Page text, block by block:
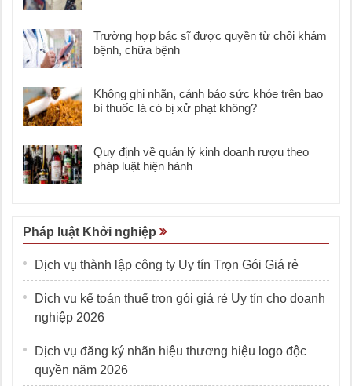
Trường hợp bác sĩ được quyền từ chối khám
bệnh, chữa bệnh
Không ghi nhãn, cảnh báo sức khỏe trên bao
bì thuốc lá có bị xử phạt không?
Quy định về quản lý kinh doanh rượu theo
pháp luật hiện hành
Pháp luật Khởi nghiệp
Dịch vụ thành lập công ty Uy tín Trọn Gói Giá rẻ
Dịch vụ kế toán thuế trọn gói giá rẻ Uy tín cho doanh
nghiệp 2026
Dịch vụ đăng ký nhãn hiệu thương hiệu logo độc
quyền năm 2026